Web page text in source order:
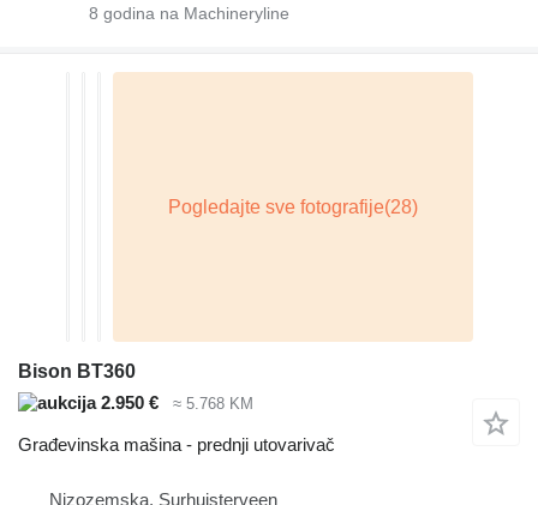
8 godina na Machineryline
Bison BT360
2.950 €
≈ 5.768 KM
Građevinska mašina - prednji utovarivač
Nizozemska, Surhuisterveen